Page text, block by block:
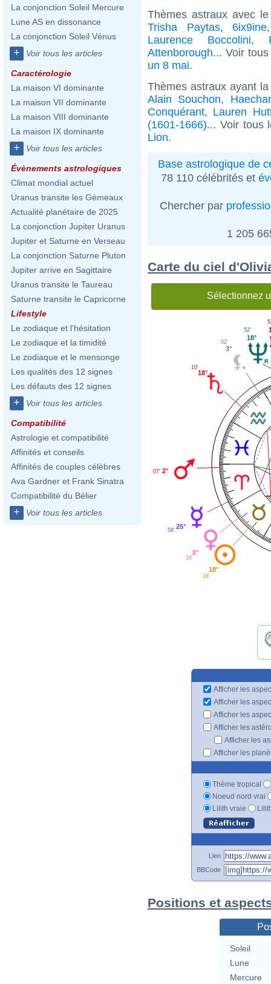
La conjonction Soleil Mercure
Lune AS en dissonance
La conjonction Soleil Vénus
+ Voir tous les articles
Caractérologie
La maison VI dominante
La maison VII dominante
La maison VIII dominante
La maison IX dominante
+ Voir tous les articles
Évènements astrologiques
Climat mondial actuel
Uranus transite les Gémeaux
Actualité planétaire de 2025
La conjonction Jupiter Uranus
Jupiter et Saturne en Verseau
La conjonction Saturne Pluton
Jupiter arrive en Sagittaire
Uranus transite le Taureau
Saturne transite le Capricorne
Lifestyle
Le zodiaque et l'hésitation
Le zodiaque et la timidité
Le zodiaque et le mensonge
Les qualités des 12 signes
Les défauts des 12 signes
+ Voir tous les articles
Compatibilité
Astrologie et compatibilité
Affinités et conseils
Affinités de couples célèbres
Ava Gardner et Frank Sinatra
Compatibilité du Bélier
+ Voir tous les articles
Thèmes astraux avec
Trisha Paytas, 6ix9ine
Laurence Boccolini,
Attenborough... Voir
un 8 mai.
Thèmes astraux ayant
Alain Souchon,
Conquérant, Lauren
(1601-1666)... Voir tous
Lion.
Base astrologique de
78 110 célébrités et
Chercher par
1 205
Carte du ciel
Sélectionnez
18°
52'
3°
02'
18°
10'
2°
07'
25°
58'
8°
38'
18°
18'
Afficher les
Afficher les
Afficher les
Afficher les
Afficher les
Afficher les
Thème tropical
Noeud nord vrai
Lilith vraie
Lien
BBCode
Positions et
Soleil
Lune
Mercure